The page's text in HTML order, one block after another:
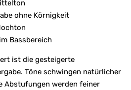
ohne Körnigkeit
Bassbereich
ist die gesteigerte
Töne schwingen natürlicher
Abstufungen werden feiner